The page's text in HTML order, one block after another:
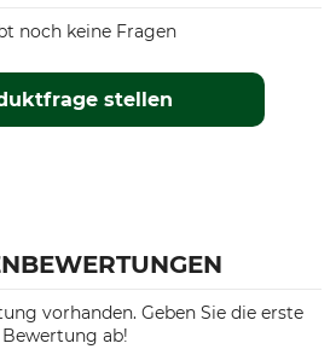
stellen
noch keine Fragen
vorhanden. Geben Sie die erste
Bewertung ab!